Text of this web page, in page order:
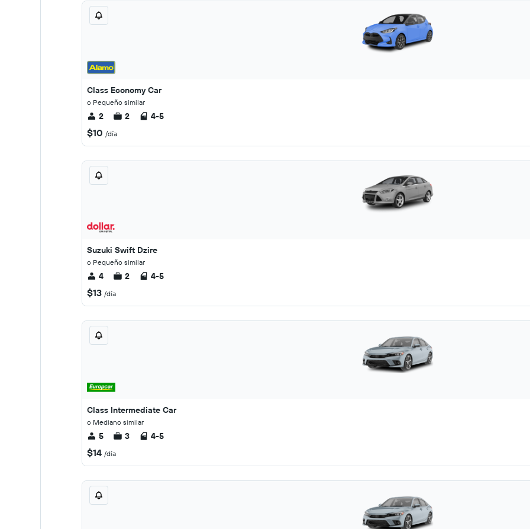
Class Economy Car
o Pequeño similar
2 2 4-5
$10 /día
Suzuki Swift Dzire
o Pequeño similar
4 2 4-5
$13 /día
Class Intermediate Car
o Mediano similar
5 3 4-5
$14 /día